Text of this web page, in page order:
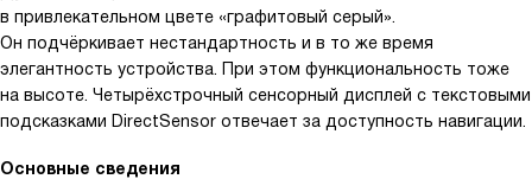
в привлекательном цвете «графитовый серый».
Он подчёркивает нестандартность и в то же время
элегантность устройства. При этом функциональность тоже
на высоте. Четырёхстрочный сенсорный дисплей с текстовыми
подсказками DirectSensor отвечает за доступность навигации.
Основные сведения